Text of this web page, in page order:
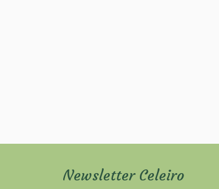
Newsletter Celeiro